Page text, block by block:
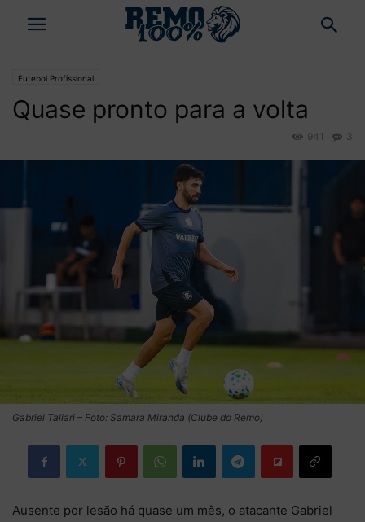
Futebol Profissional
Quase pronto para a volta
3
941
Gabriel Taliari – Foto: Samara Miranda (Clube do Remo)
Ausente por lesão há quase um mês, o atacante Gabriel